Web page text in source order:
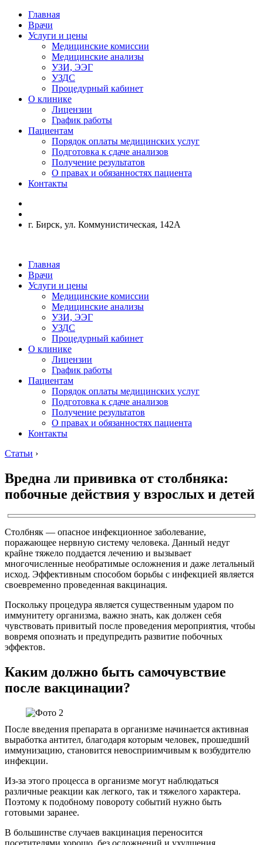
Главная
Врачи
Услуги и цены
Медицинские комиссии
Медицинские анализы
УЗИ, ЭЭГ
УЗДС
Процедурный кабинет
О клинике
Лицензии
График работы
Пациентам
Порядок оплаты медицинских услуг
Подготовка к сдаче анализов
Получение результатов
О правах и обязанностях пациента
Контакты
г. Бирск, ул. Коммунистическая, 142А
Главная
Врачи
Услуги и цены
Медицинские комиссии
Медицинские анализы
УЗИ, ЭЭГ
УЗДС
Процедурный кабинет
О клинике
Лицензии
График работы
Пациентам
Порядок оплаты медицинских услуг
Подготовка к сдаче анализов
Получение результатов
О правах и обязанностях пациента
Контакты
Статьи ›
Вредна ли прививка от столбняка:
побочные действия у взрослых и детей
Столбняк — опасное инфекционное заболевание,
поражающее нервную систему человека. Данный недуг
крайне тяжело поддается лечению и вызывает
многочисленные необратимые осложнения и даже летальный
исход. Эффективным способом борьбы с инфекцией является
своевременно проведенная вакцинация.
Поскольку процедура является существенным ударом по
иммунитету организма, важно знать, как должен себя
чувствовать привитый после проведения мероприятия, чтобы
вовремя опознать и предупредить развитие побочных
эффектов.
Каким должно быть самочувствие
после вакцинации?
После введения препарата в организме начинается активная
выработка антител, благодаря которым человек, прошедший
иммунизацию, становится невосприимчивым к возбудителю
инфекции.
Из-за этого процесса в организме могут наблюдаться
различные реакции как легкого, так и тяжелого характера.
Поэтому к подобному повороту событий нужно быть
готовыми заранее.
В большинстве случаев вакцинация переносится
посетителями хорошо, без осложнений и ухудшения